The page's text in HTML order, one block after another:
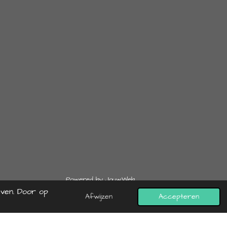
Door op
Afwijzen Accepteren
Powered byJouwWeb